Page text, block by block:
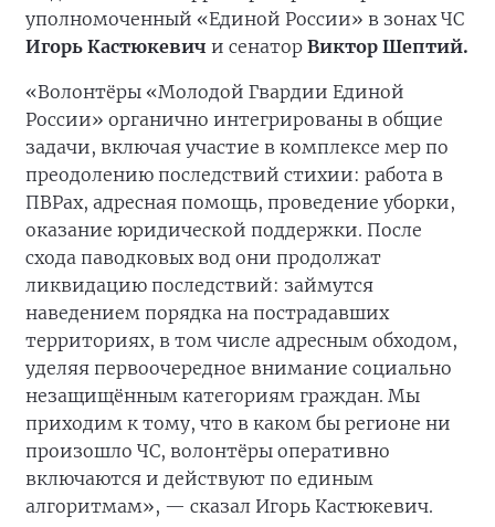
уполномоченный «Единой России» в зонах ЧС
Игорь Кастюкевич и сенатор Виктор Шептий.
«Волонтёры «Молодой Гвардии Единой
России» органично интегрированы в общие
задачи, включая участие в комплексе мер по
преодолению последствий стихии: работа в
ПВРах, адресная помощь, проведение уборки,
оказание юридической поддержки. После
схода паводковых вод они продолжат
ликвидацию последствий: займутся
наведением порядка на пострадавших
территориях, в том числе адресным обходом,
уделяя первоочередное внимание социально
незащищённым категориям граждан. Мы
приходим к тому, что в каком бы регионе ни
произошло ЧС, волонтёры оперативно
включаются и действуют по единым
алгоритмам», — сказал Игорь Кастюкевич.